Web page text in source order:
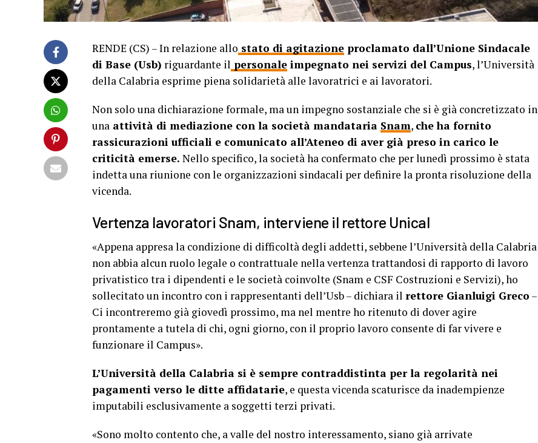
RENDE (CS) – In relazione allo stato di agitazione proclamato dall’Unione Sindacale
di Base (Usb) riguardante il personale impegnato nei servizi del Campus, l’Università
della Calabria esprime piena solidarietà alle lavoratrici e ai lavoratori.
Non solo una dichiarazione formale, ma un impegno sostanziale che si è già concretizzato in
una attività di mediazione con la società mandataria Snam, che ha fornito
rassicurazioni ufficiali e comunicato all’Ateneo di aver già preso in carico le
criticità emerse. Nello specifico, la società ha confermato che per lunedì prossimo è stata
indetta una riunione con le organizzazioni sindacali per definire la pronta risoluzione della
vicenda.
Vertenza lavoratori Snam, interviene il rettore Unical
«Appena appresa la condizione di difficoltà degli addetti, sebbene l’Università della Calabria
non abbia alcun ruolo legale o contrattuale nella vertenza trattandosi di rapporto di lavoro
privatistico tra i dipendenti e le società coinvolte (Snam e CSF Costruzioni e Servizi), ho
sollecitato un incontro con i rappresentanti dell’Usb – dichiara il rettore Gianluigi Greco –
Ci incontreremo già giovedì prossimo, ma nel mentre ho ritenuto di dover agire
prontamente a tutela di chi, ogni giorno, con il proprio lavoro consente di far vivere e
funzionare il Campus».
L’Università della Calabria si è sempre contraddistinta per la regolarità nei
pagamenti verso le ditte affidatarie, e questa vicenda scaturisce da inadempienze
imputabili esclusivamente a soggetti terzi privati.
«Sono molto contento che, a valle del nostro interessamento, siano già arrivate